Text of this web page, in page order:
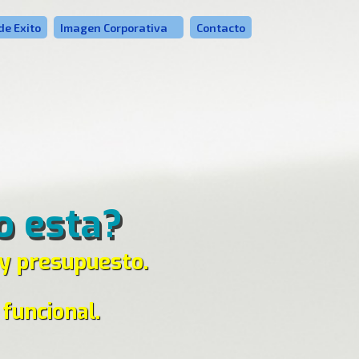
Exito Imagen Corporativa Contacto
esta?
presupuesto.